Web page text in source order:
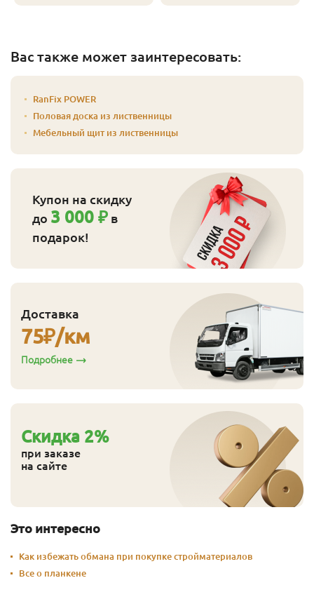
Вас также может заинтересовать:
RanFix POWER
Половая доска из лиственницы
Мебельный щит из лиственницы
Купон на скидку
до 3 000 ₽ в
подарок!
Доставка
75₽/км
Подробнее
Cкидка 2%
при заказе
на сайте
Это интересно
Как избежать обмана при покупке стройматериалов
Все о планкене